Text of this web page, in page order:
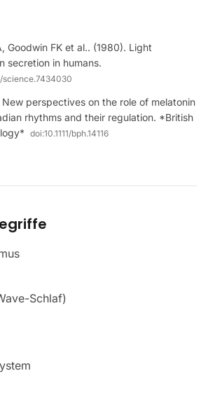
Goodwin FK et al.. (1980). Light
secretion in humans.
science.7434030
perspectives on the role of melatonin
rhythms and their regulation. *British
doi:10.1111/bph.14116
Schlaf)